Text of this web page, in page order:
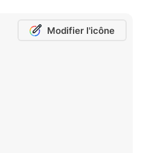
Modifier l'icône